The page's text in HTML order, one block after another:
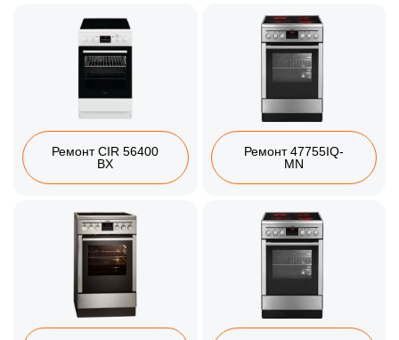
Ремонт CIR 56400
BX
Ремонт 47755IQ-
MN